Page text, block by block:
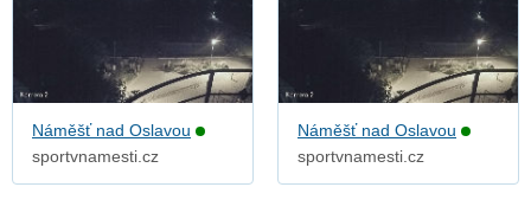
Náměšť nad Oslavou
sportvnamesti.cz
Náměšť nad Oslavou
sportvnamesti.cz